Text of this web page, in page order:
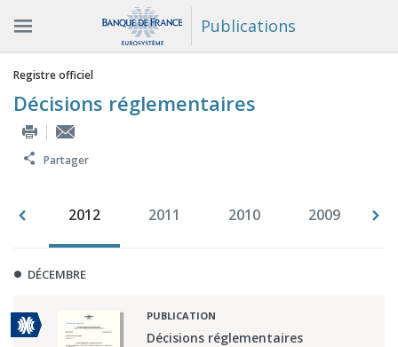
Publications
Vous êtes ici
Registre officiel
Décisions réglementaires
Partager
2012 2011 2010 2009
DÉCEMBRE
PUBLICATION
Décisions réglementaires